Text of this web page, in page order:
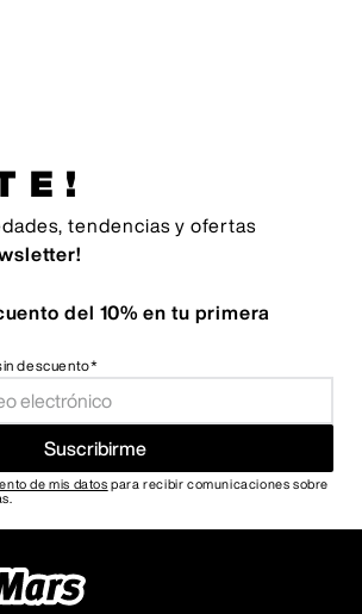
tendencias y ofertas
del 10% en tu primera
descuento*
Suscribirme
de mis datos para recibir comunicaciones sobre